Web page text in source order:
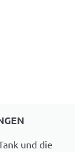
und die